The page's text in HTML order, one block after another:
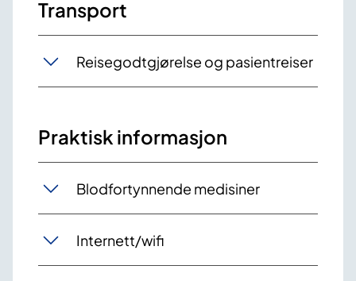
Transport
Reisegodtgjørelse og pasientreiser
Praktisk informasjon
Blodfortynnende medisiner
Internett/wifi